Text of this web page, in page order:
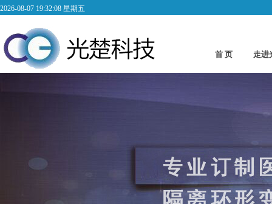
2026-08-07 19:32:09 星期五
首 页 走进